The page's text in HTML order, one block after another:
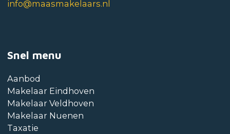
info@maasmakelaars.nl
Snel menu
Aanbod
Makelaar Eindhoven
Makelaar Veldhoven
Makelaar Nuenen
Taxatie